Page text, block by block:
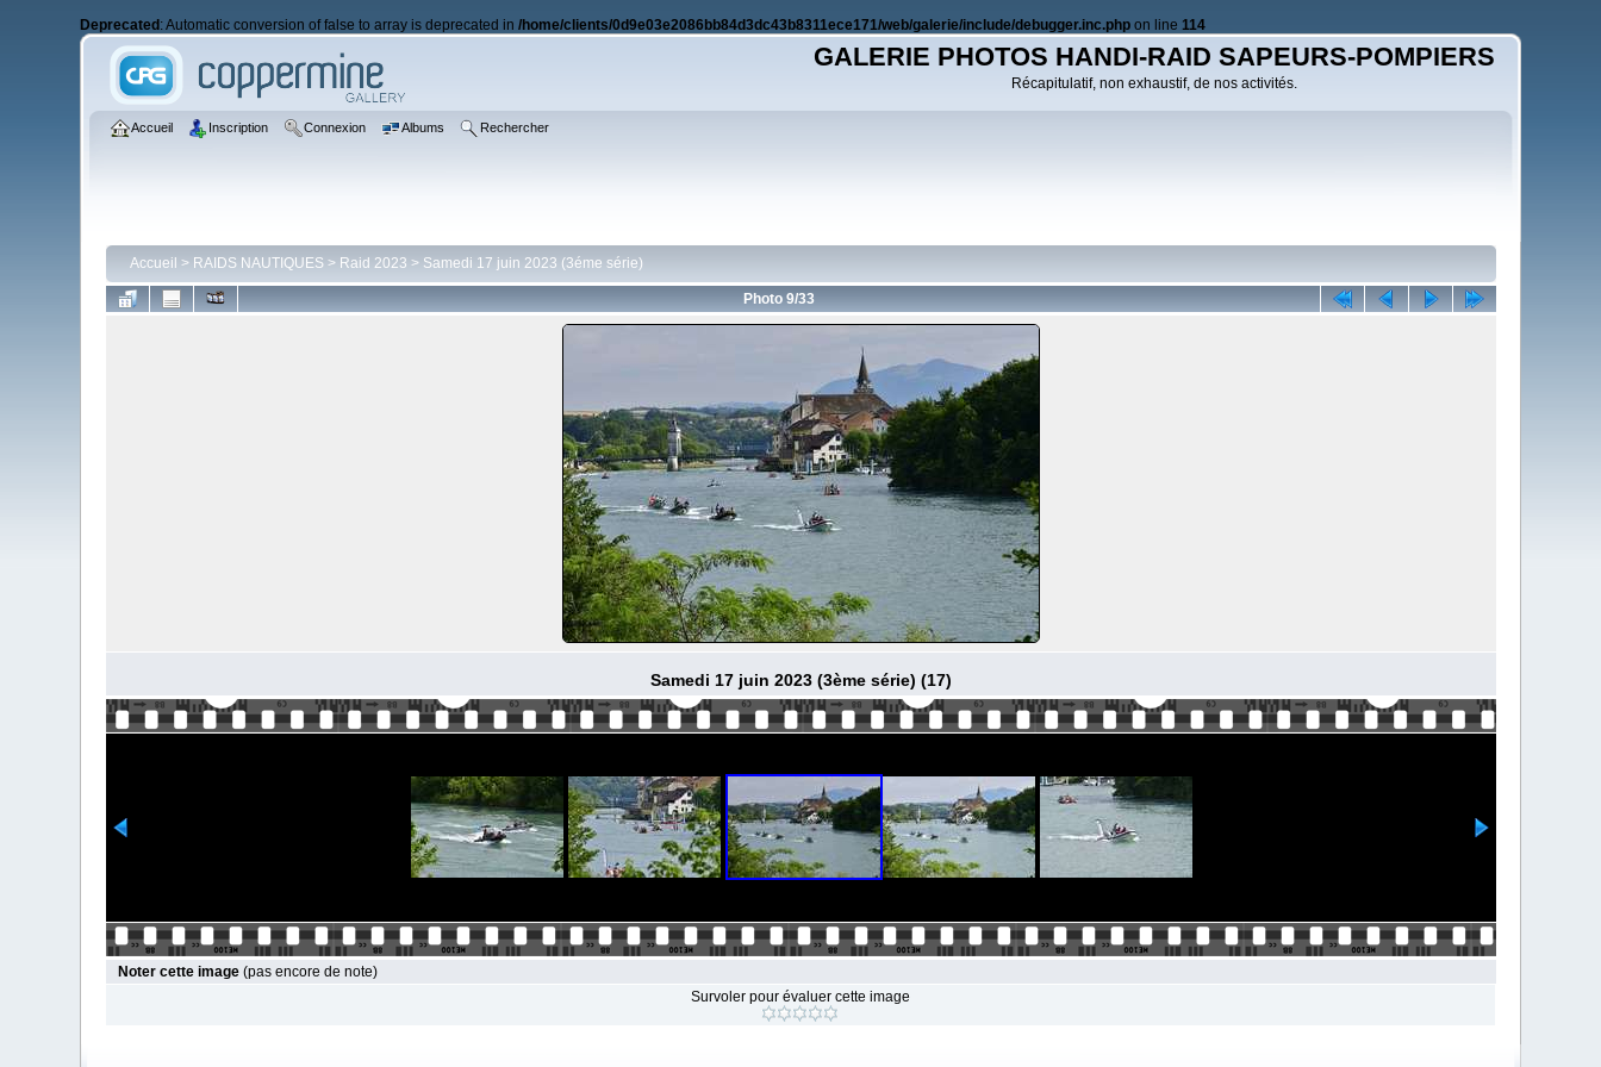
Deprecated : Automatic conversion of false to array is deprecated in/home/clients/0d9e03e2086bb84d3dc43b8311ece171/web/galerie/include/debugger.inc.php on line114
GALERIE PHOTOS HANDI-RAID SAPEURS-POMPIERS
Récapitulatif, non exhaustif, de nos activités.
Accueil Inscription Connexion Albums Rechercher
Accueil > RAIDS NAUTIQUES> Raid 2023 > Samedi 17 juin 2023 (3éme série)
Photo 9/33
Samedi 17 juin 2023 (3ème série) (17)
Noter cette image (pas encore de note)
Survoler pour évaluer cette image